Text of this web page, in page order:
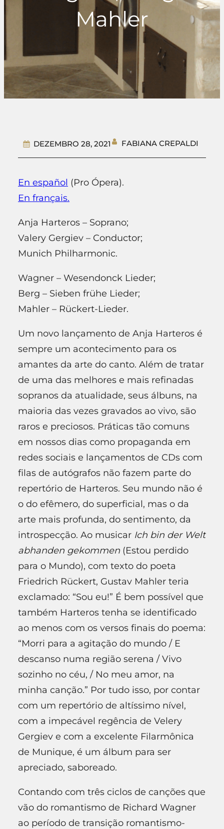
Mahler
DEZEMBRO 28, 2021 FABIANA CREPALDI
En español (Pro Ópera).
En français.
Anja Harteros – Soprano;
Valery Gergiev – Conductor;
Munich Philharmonic.
Wagner – Wesendonck Lieder;
Berg – Sieben frühe Lieder;
Mahler – Rückert-Lieder.
Um novo lançamento de Anja Harteros é
sempre um acontecimento para os
amantes da arte do canto. Além de tratar
de uma das melhores e mais refinadas
sopranos da atualidade, seus álbuns, na
maioria das vezes gravados ao vivo, são
raros e preciosos. Práticas tão comuns
em nossos dias como propaganda em
redes sociais e lançamentos de CDs com
filas de autógrafos não fazem parte do
repertório de Harteros. Seu mundo não é
o do efêmero, do superficial, mas o da
arte mais profunda, do sentimento, da
introspecção. Ao musicar Ich bin der Welt
abhanden gekommen (Estou perdido
para o Mundo), com texto do poeta
Friedrich Rückert, Gustav Mahler teria
exclamado: “Sou eu!” É bem possível que
também Harteros tenha se identificado
ao menos com os versos finais do poema:
“Morri para a agitação do mundo / E
descanso numa região serena / Vivo
sozinho no céu, / No meu amor, na
minha canção.” Por tudo isso, por contar
com um repertório de altíssimo nível,
com a impecável regência de Velery
Gergiev e com a excelente Filarmônica
de Munique, é um álbum para ser
apreciado, saboreado.
Contando com três ciclos de canções que
vão do romantismo de Richard Wagner
ao período de transição romantismo-